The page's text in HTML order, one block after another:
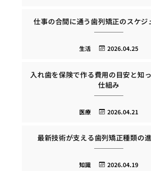
仕事の合間に通う歯列矯正のスケジ
2026.04.25
生活
入れ歯を保険で作る費用の目安と知
仕組み
2026.04.21
医療
最新技術が支える歯列矯正種類の
2026.04.19
知識